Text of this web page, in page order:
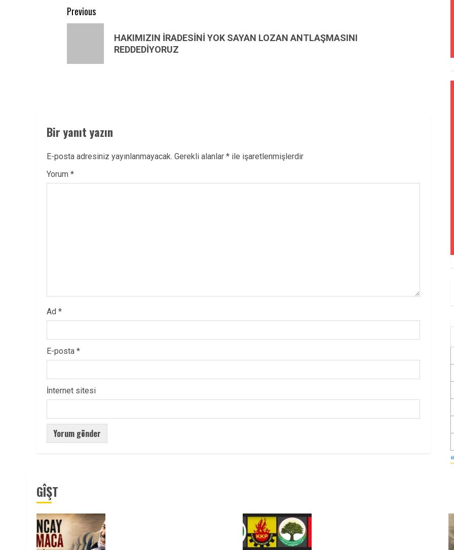
Post
navigation
Previous
HAKIMIZIN İRADESİNİ YOK SAYAN LOZAN ANTLAŞMASINI
REDDEDİYORUZ
Bir yanıt yazın
E-posta adresiniz yayınlanmayacak. Gerekli alanlar * ile işaretlenmişlerdir
Yorum *
Ad *
E-posta *
İnternet sitesi
GÎŞT